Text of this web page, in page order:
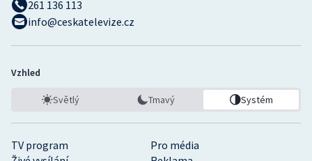
TV program
Pro média
261 136 113
info@ceskatelevize.cz
Vzhled
Světlý Tmavý Systém